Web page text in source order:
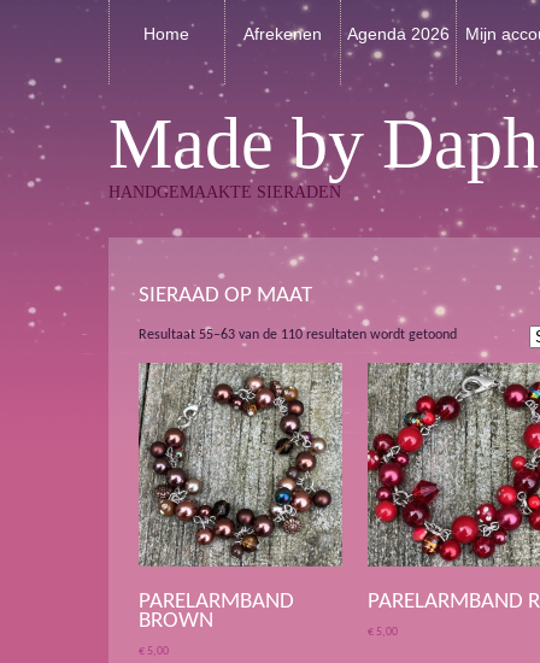
Home Afrekenen Agenda 2026 Mijn
Made by
HANDGEMAAKTE SIERADEN
SIERAAD OP MAAT
Resultaat 55–63 van de 110 resultaten wordt getoond Gesorteerd
nieuwste
PARELARMBAND
BROWN
€ 5,00
PARELARMBAND
€ 5,00